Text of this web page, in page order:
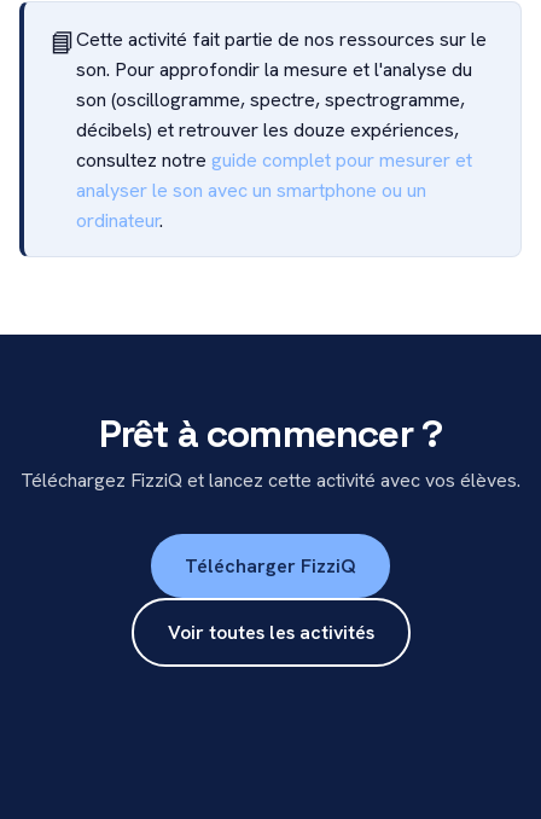
📘Cette activité fait partie de nos ressources sur le
son. Pour approfondir la mesure et l'analyse du
son (oscillogramme, spectre, spectrogramme,
décibels) et retrouver les douze expériences,
consultez notre guide complet pour mesurer et
analyser le son avec un smartphone ou un
ordinateur.
Prêt à commencer ?
Téléchargez FizziQ et lancez cette activité avec vos élèves.
Télécharger FizziQ
Voir toutes les activités